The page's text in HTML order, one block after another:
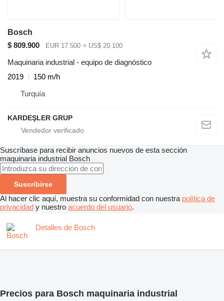
Bosch
$ 809.900
EUR 17.500 ≈ US$ 20.100
Maquinaria industrial - equipo de diagnóstico
2019
150 m/h
Turquía
KARDEŞLER GRUP
Suscríbase para recibir anuncios nuevos de esta sección
maquinaria industrial Bosch
Suscribirse
Al hacer clic aquí, muestra su conformidad con nuestra política de
privacidad y nuestro acuerdo del usuario.
Detalles de Bosch
Precios para Bosch maquinaria industrial